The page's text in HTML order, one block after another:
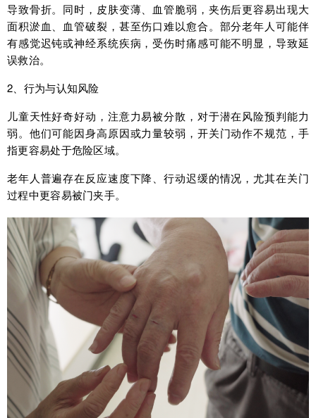
导致骨折。同时，皮肤变薄、血管脆弱，夹伤后更容易出现大
面积淤血、血管破裂，甚至伤口难以愈合。部分老年人可能伴
有感觉迟钝或神经系统疾病，受伤时痛感可能不明显，导致延
误救治。
2、行为与认知风险
儿童天性好奇好动，注意力易被分散，对于潜在风险预判能力
弱。他们可能因身高原因或力量较弱，开关门动作不规范，手
指更容易处于危险区域。
老年人普遍存在反应速度下降、行动迟缓的情况，尤其在关门
过程中更容易被门夹手。